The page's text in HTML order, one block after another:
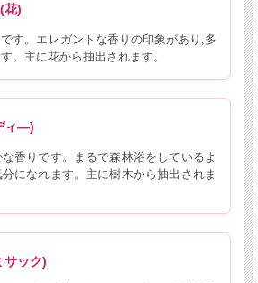
花)
す。エレガントな香りの印象があり,多
。主に花から抽出されます。
ィ―)
香りです。まるで森林浴をしているよ
になれます。主に樹木から抽出されま
サック)